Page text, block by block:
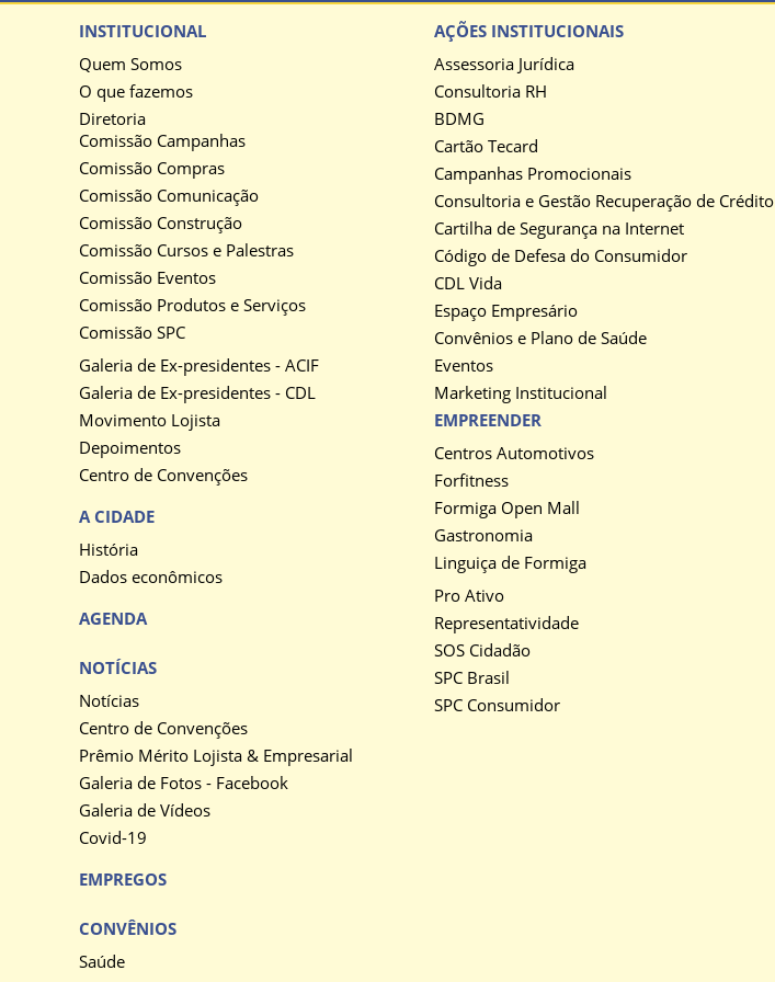
INSTITUCIONAL
Quem Somos
O que fazemos
Diretoria
Comissão Campanhas
Comissão Compras
Comissão Comunicação
Comissão Construção
Comissão Cursos e Palestras
Comissão Eventos
Comissão Produtos e Serviços
Comissão SPC
Galeria de Ex-presidentes - ACIF
Galeria de Ex-presidentes - CDL
Movimento Lojista
Depoimentos
Centro de Convenções
A CIDADE
História
Dados econômicos
AÇÕES INSTITUCIONAIS
Assessoria Jurídica
Consultoria RH
BDMG
Cartão Tecard
Campanhas Promocionais
Consultoria e Gestão Recuperação de Crédito
Cartilha de Segurança na Internet
Código de Defesa do Consumidor
CDL Vida
Espaço Empresário
Convênios e Plano de Saúde
Eventos
Marketing Institucional
EMPREENDER
Centros Automotivos
Forfitness
Formiga Open Mall
Gastronomia
Linguiça de Formiga
Pro Ativo
Representatividade
SOS Cidadão
SPC Brasil
SPC Consumidor
AGENDA
NOTÍCIAS
Notícias
Centro de Convenções
Prêmio Mérito Lojista & Empresarial
Galeria de Fotos - Facebook
Galeria de Vídeos
Covid-19
EMPREGOS
CONVÊNIOS
Saúde